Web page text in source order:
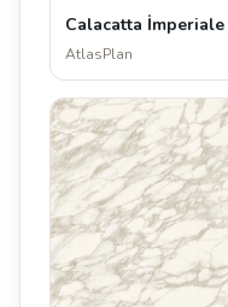
Calacatta İmperiale
AtlasPlan